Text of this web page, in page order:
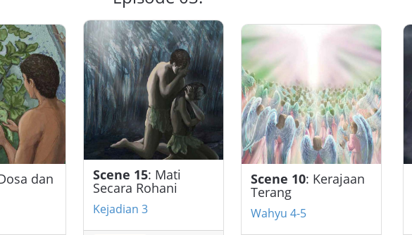
dan Scene 15: Mati
Secara Rohani
Kejadian 3
Scene 10: Kerajaan
Terang
Wahyu 4-5